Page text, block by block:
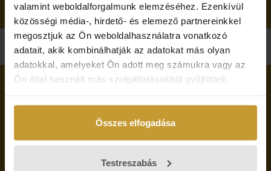
valamint weboldalforgalmunk elemzéséhez. Ezenkívül
közösségi média-, hirdető- és elemező partnereinkkel
megosztjuk az Ön weboldalhasználatra vonatkozó
adatait, akik kombinálhatják az adatokat más olyan
adatokkal, amelyeket Ön adott meg számukra vagy az
Ön által használt más szolgáltatásokból gyűjtöttek.
Összes elfogadása
Testreszabás